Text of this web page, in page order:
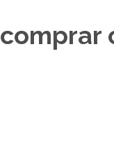
comprar